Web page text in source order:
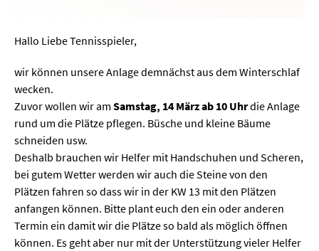
Hallo Liebe Tennisspieler,
wir können unsere Anlage demnächst aus dem Winterschlaf
wecken.
Zuvor wollen wir am Samstag, 14 März ab 10 Uhrdie Anlage
rund um die Plätze pflegen. Büsche und kleine Bäume
schneiden usw.
Deshalb brauchen wir Helfer mit Handschuhen und Scheren,
bei gutem Wetter werden wir auch die Steine von den
Plätzen fahren so dass wir in der KW 13 mit den Plätzen
anfangen können. Bitte plant euch den ein oder anderen
Termin ein damit wir die Plätze so bald als möglich öffnen
können. Es geht aber nur mit der Unterstützung vieler Helfer